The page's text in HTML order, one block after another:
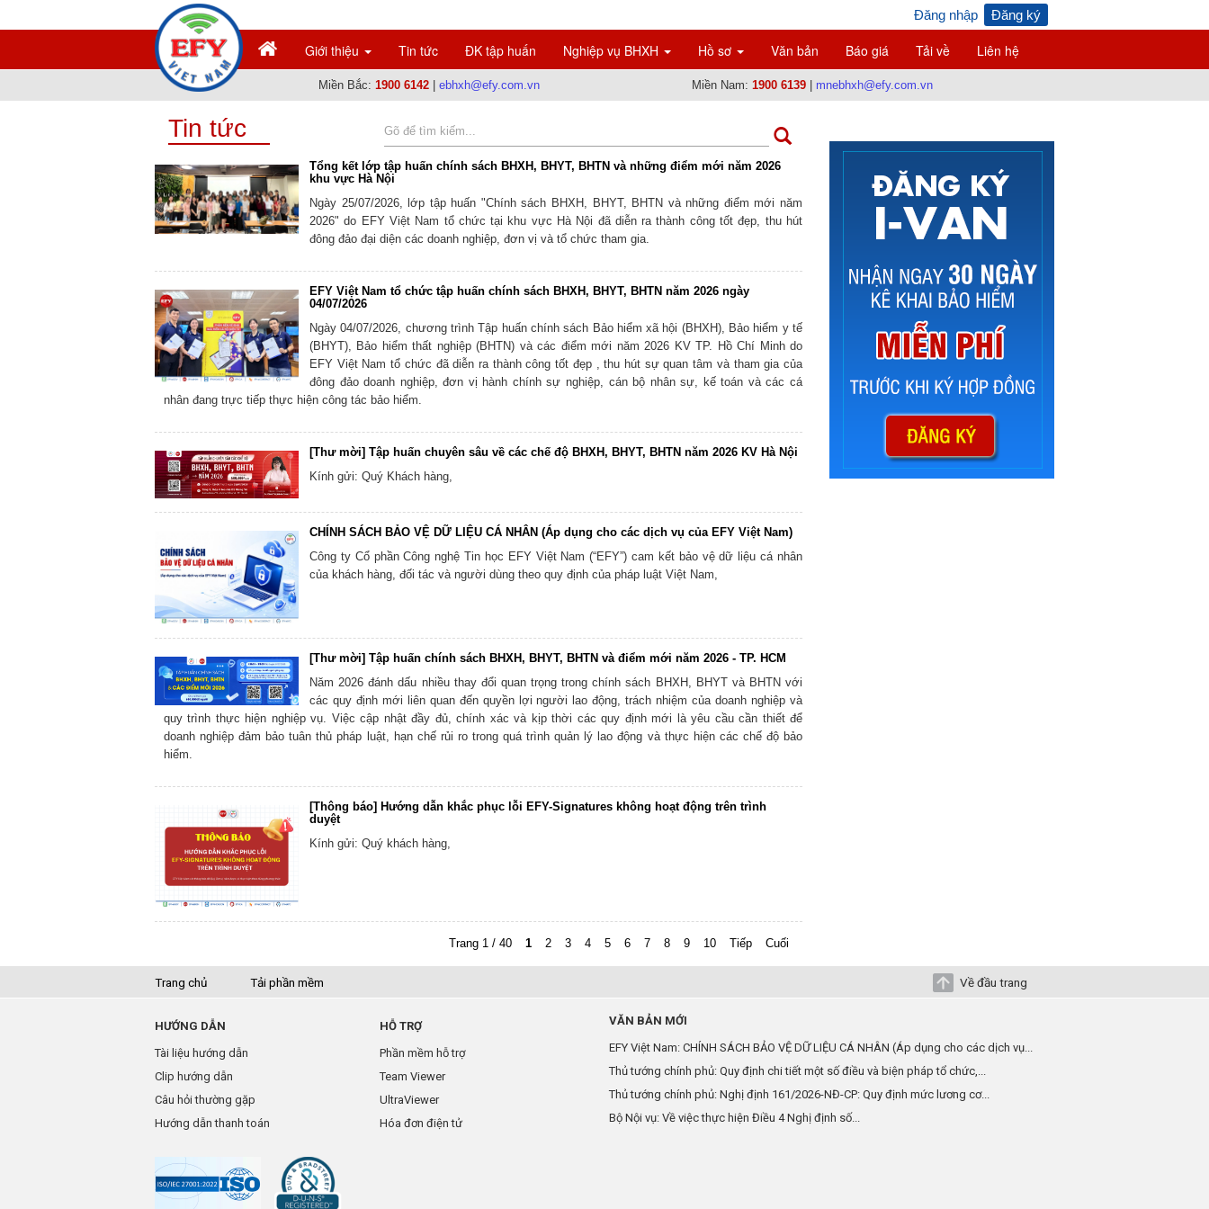
Đăng ký
Đăng nhập
Giới thiệu Tin tức ĐK tập huấn Nghiệp vụ BHXH Hồ sơ Văn bản Báo giá Tải về Liên hệ
Miền Bắc: 1900 6142| ebhxh@efy.com.vn Miền Nam: 1900 6139| mnebhxh@efy.com.vn
Tin tức
Tổng kết lớp tập huấn chính sách BHXH, BHYT, BHTN và những điểm mới năm 2026
khu vực Hà Nội
Ngày 25/07/2026, lớp tập huấn "Chính sách BHXH, BHYT, BHTN và những điểm mới năm
2026" do EFY Việt Nam tổ chức tại khu vực Hà Nội đã diễn ra thành công tốt đẹp, thu hút
đông đảo đại diện các doanh nghiệp, đơn vị và tổ chức tham gia.
EFY Việt Nam tổ chức tập huấn chính sách BHXH, BHYT, BHTN năm 2026 ngày
04/07/2026
Ngày 04/07/2026, chương trình Tập huấn chính sách Bảo hiểm xã hội (BHXH), Bảo hiểm y tế
(BHYT), Bảo hiểm thất nghiệp (BHTN) và các điểm mới năm 2026 KV TP. Hồ Chí Minh do
EFY Việt Nam tổ chức đã diễn ra thành công tốt đẹp , thu hút sự quan tâm và tham gia của
đông đảo doanh nghiệp, đơn vị hành chính sự nghiệp, cán bộ nhân sự, kế toán và các cá
nhân đang trực tiếp thực hiện công tác bảo hiểm.
[Thư mời] Tập huấn chuyên sâu về các chế độ BHXH, BHYT, BHTN năm 2026 KV Hà Nội
Kính gửi: Quý Khách hàng,
CHÍNH SÁCH BẢO VỆ DỮ LIỆU CÁ NHÂN (Áp dụng cho các dịch vụ của EFY Việt Nam)
Công ty Cổ phần Công nghệ Tin học EFY Việt Nam (“EFY”) cam kết bảo vệ dữ liệu cá nhân
của khách hàng, đối tác và người dùng theo quy định của pháp luật Việt Nam,
[Thư mời] Tập huấn chính sách BHXH, BHYT, BHTN và điểm mới năm 2026 - TP. HCM
Năm 2026 đánh dấu nhiều thay đổi quan trọng trong chính sách BHXH, BHYT và BHTN với
các quy định mới liên quan đến quyền lợi người lao động, trách nhiệm của doanh nghiệp và
quy trình thực hiện nghiệp vụ. Việc cập nhật đầy đủ, chính xác và kịp thời các quy định mới là yêu cầu cần thiết để
doanh nghiệp đảm bảo tuân thủ pháp luật, hạn chế rủi ro trong quá trình quản lý lao động và thực hiện các chế độ bảo
hiểm.
[Thông báo] Hướng dẫn khắc phục lỗi EFY-Signatures không hoạt động trên trình
duyệt
Kính gửi: Quý khách hàng,
Trang 1 / 40 1 2 3 4 5 6 7 8 9 10 Tiếp Cuối
Trang chủ Tải phần mềm Về đầu trang
HƯỚNG DẪN
Tài liệu hướng dẫn
Clip hướng dẫn
Câu hỏi thường gặp
Hướng dẫn thanh toán
HỖ TRỢ
Phần mềm hỗ trợ
Team Viewer
UltraViewer
Hóa đơn điện tử
VĂN BẢN MỚI
EFY Việt Nam: CHÍNH SÁCH BẢO VỆ DỮ LIỆU CÁ NHÂN (Áp dụng cho các dịch vụ...
Thủ tướng chính phủ: Quy định chi tiết một số điều và biện pháp tổ chức,...
Thủ tướng chính phủ: Nghị định 161/2026-NĐ-CP: Quy định mức lương cơ...
Bộ Nội vụ: Về việc thực hiện Điều 4 Nghị định số...